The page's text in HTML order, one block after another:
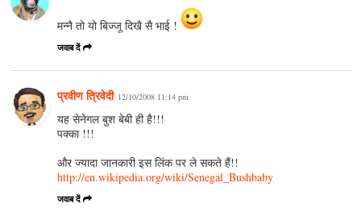
मन्नै तो यो बिज्जू दिखै सै भाई !
जवाब दें
प्रवीण त्रिवेदी 12/10/2008 11:14 pm
यह सेनेगल बुश बेबी ही है!!!
पक्का !!!
और ज्यादा जानकारी इस लिंक पर ले सकते हैं!!
http://en.wikipedia.org/wiki/Senegal_Bushbaby
जवाब दें